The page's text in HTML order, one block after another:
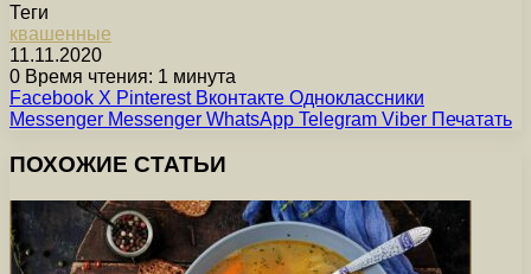
Теги
квашенные
11.11.2020
0 Время чтения: 1 минута
Facebook X Pinterest Вконтакте Одноклассники
Messenger Messenger WhatsApp Telegram Viber Печатать
ПОХОЖИЕ СТАТЬИ